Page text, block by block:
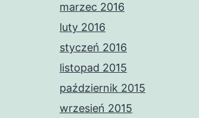
marzec 2016
luty 2016
styczeń 2016
listopad 2015
październik 2015
wrzesień 2015